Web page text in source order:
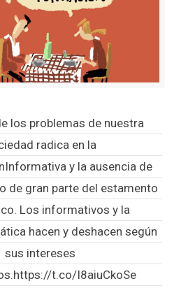
los problemas de nuestra
radica en la
y la ausencia de
de gran parte del estamento
Los informativos y la
hacen y deshacen según
sus intereses
https://t.co/I8aiuCkoSe